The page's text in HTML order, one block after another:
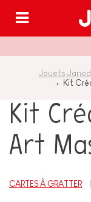
Jouets Janod
Kit
Kit
Art
CARTES À GRATTER